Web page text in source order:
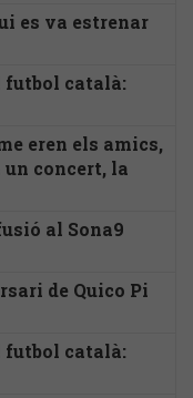
es va estrenar
futbol català:
eren els amics,
un concert, la
al Sona9
de Quico Pi
futbol català: